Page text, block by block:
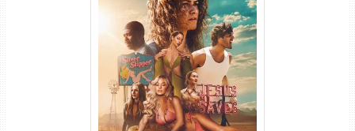
Euphoria 3ª Temporada
Torrent (2026) WEB-DL 1080p
Dual Áudio